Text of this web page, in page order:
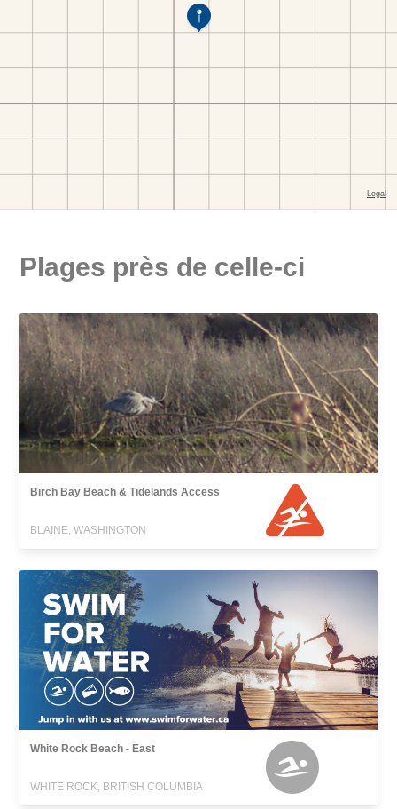
Plages près de celle-ci
Birch Bay Beach & Tidelands Access
BLAINE, WASHINGTON
White Rock Beach - East
WHITE ROCK, BRITISH COLUMBIA